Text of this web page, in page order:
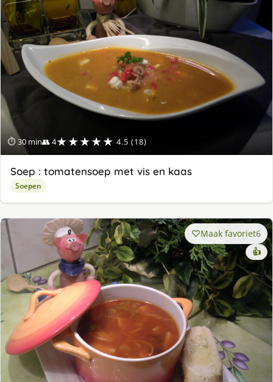
⏱ 30 min👥 4★★★★★ 4.5 (18)
Soep : tomatensoep met vis en kaas
Soepen
Maak favoriet6
👍